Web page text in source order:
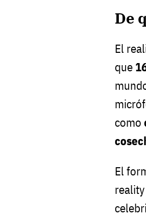
De
El
que
como
El